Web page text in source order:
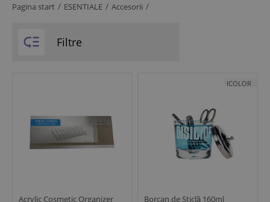
Filtre produse
Brand
Pagina start / ESENTIALE / Accesorii /
 Filtre
Acrylic Cosmetic Organizer
ICOLOR
Borcan de Sticlă 160ml